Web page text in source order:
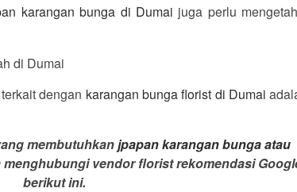
karangan bunga di Dumai juga perlu
dengan karangan bunga florist di Dumai
membutuhkanjpapan karangan bunga atau
vendor florist rekomendasi
berikut ini.